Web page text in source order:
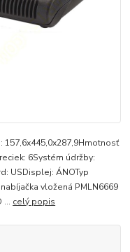
157,6x445,0x287,9Hmotnosť
6Systém údržby:
USDisplej: ÁNOTyp
vložená PMLN6669
... celý popis